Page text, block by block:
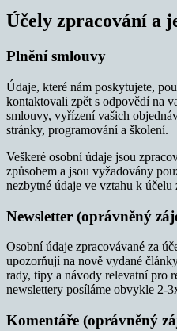
Účely zpracování a
Plnění smlouvy
Údaje, které nám poskytujete,
kontaktovali zpět s odpovědí na
smlouvy, vyřízení vašich
stránky, programování a školení.
Veškeré osobní údaje jsou
způsobem a jsou vyžadovány
nezbytné údaje ve vztahu k účelu
Newsletter (oprávněný
Osobní údaje zpracovávané za
upozorňují na nově vydané
rady, tipy a návody relevatní pro
newslettery posíláme obvykle 2-
Komentáře (oprávněný